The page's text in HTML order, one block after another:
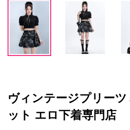
ヴィンテージプリー
ット エロ下着専門店